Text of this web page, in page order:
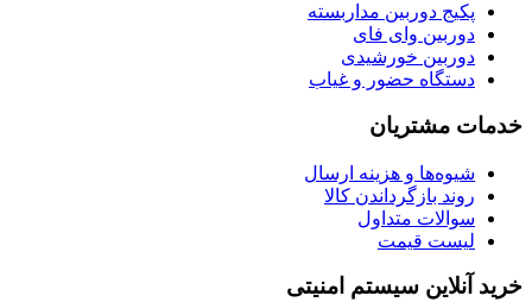
پکیج دوربین مداربسته
دوربین وای فای
دوربین خورشیدی
دستگاه حضور و غیاب
خدمات مشتریان
شیوه‌ها و هزینه ارسال
روند بازگرداندن کالا
سوالات متداول
لیست قیمت
خرید آنلاین سیستم امنیتی